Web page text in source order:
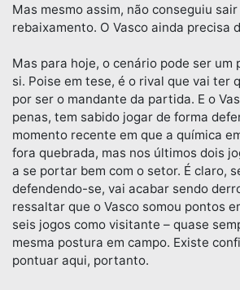
Mas mesmo assim, não conseguiu
rebaixamento. O Vasco ainda precisa
Mas para hoje, o cenário pode ser um
si. Poise em tese, é o rival que vai ter
por ser o mandante da partida. E o
penas, tem sabido jogar de forma
momento recente em que a química
fora quebrada, mas nos últimos dois
a se portar bem com o setor. É claro,
defendendo-se, vai acabar sendo
ressaltar que o Vasco somou pontos
seis jogos como visitante – quase
mesma postura em campo. Existe
pontuar aqui, portanto.